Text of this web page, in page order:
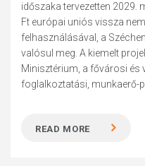
időszaka tervezetten 2029.
Ft európai uniós vissza
felhasználásával, a
valósul meg. A kiemelt
Minisztérium, a fővárosi és
foglalkoztatási, munkaerő-
READ MORE